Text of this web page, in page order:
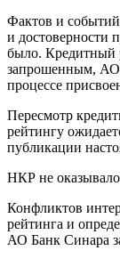
Фактов и
и достоверности
было. Кредитный
запрошенным, АО
процессе
Пересмотр
рейтингу
публикации
НКР не
Конфликтов
рейтинга и
АО Банк Синара